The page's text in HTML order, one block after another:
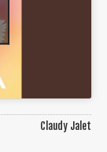
Claudy Jalet